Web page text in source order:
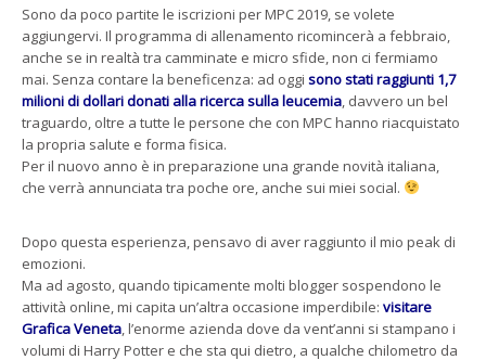
Sono da poco partite le iscrizioni per MPC 2019, se volete
aggiungervi. Il programma di allenamento ricomincerà a febbraio,
anche se in realtà tra camminate e micro sfide, non ci fermiamo
mai. Senza contare la beneficenza: ad oggi sono stati raggiunti 1,7
milioni di dollari donati alla ricerca sulla leucemia , davvero un bel
traguardo, oltre a tutte le persone che con MPC hanno riacquistato
la propria salute e forma fisica.
Per il nuovo anno è in preparazione una grande novità italiana,
che verrà annunciata tra poche ore, anche sui miei social.
Dopo questa esperienza, pensavo di aver raggiunto il mio peak di
emozioni.
Ma ad agosto, quando tipicamente molti blogger sospendono le
attività online, mi capita un’altra occasione imperdibile: visitare
Grafica Veneta , l’enorme azienda dove da vent’anni si stampano i
volumi di Harry Potter e che sta qui dietro, a qualche chilometro da